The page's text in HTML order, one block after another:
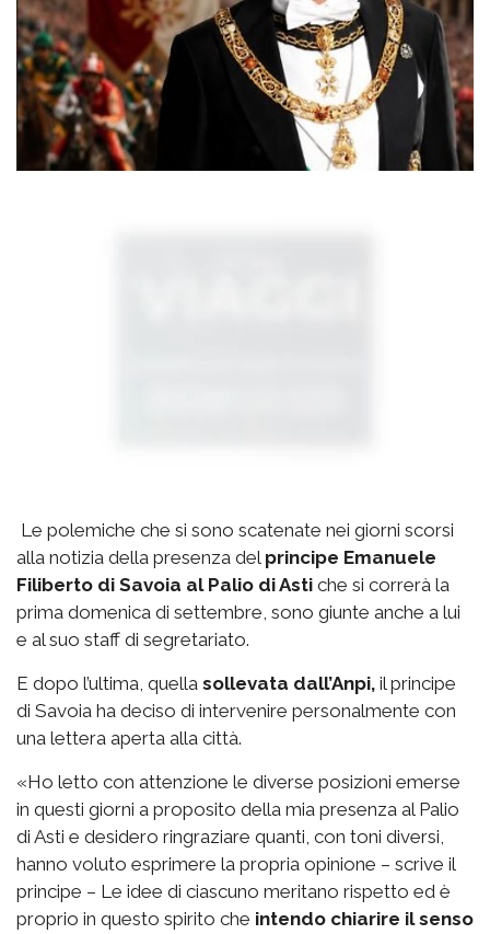
Le polemiche che si sono scatenate nei giorni scorsi
alla notizia della presenza del principe Emanuele
Filiberto di Savoia al Palio di Asti che si correrà la
prima domenica di settembre, sono giunte anche a lui
e al suo staff di segretariato.
E dopo l’ultima, quella sollevata dall’Anpi, il principe
di Savoia ha deciso di intervenire personalmente con
una lettera aperta alla città.
«Ho letto con attenzione le diverse posizioni emerse
in questi giorni a proposito della mia presenza al Palio
di Asti e desidero ringraziare quanti, con toni diversi,
hanno voluto esprimere la propria opinione – scrive il
principe – Le idee di ciascuno meritano rispetto ed è
proprio in questo spirito che intendo chiarire il senso